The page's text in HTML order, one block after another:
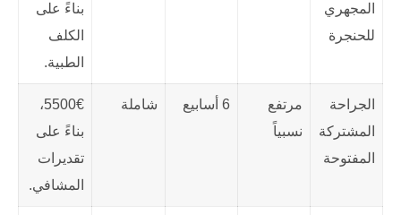
المجهري
للحنجرة
بناءً على
الكلف
الطبية.
الجراحة
المشتركة
المفتوحة
مرتفع
نسبياً
6 أسابيع شاملة
5500€،
بناءً على
تقديرات
المشافي.